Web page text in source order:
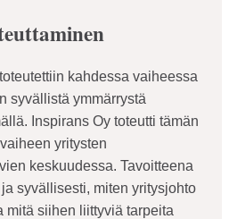
kahdessa vaiheessa
syvällistä ymmärrystä
Inspirans Oy toteutti tämän
yritysten
keskuudessa. Tavoitteena
syvällisesti, miten yritysjohto
mitä siihen liittyviä tarpeita